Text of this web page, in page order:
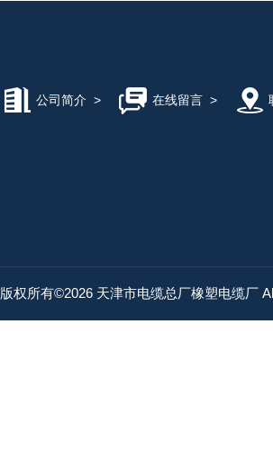
公司简介 > 在线留言>
版权所有©2026 天津市电缆总厂橡塑电缆厂